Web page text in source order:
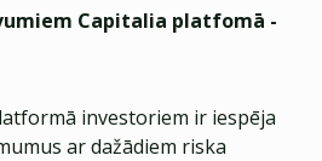
Capitalia platfomā -
investoriem ir iespēja
ar dažādiem riska